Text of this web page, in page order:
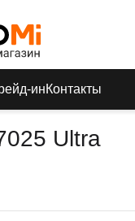
инКонтакты
Ultra